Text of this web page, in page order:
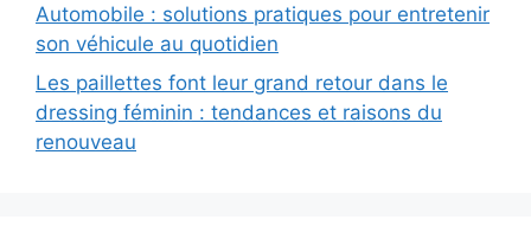
Automobile : solutions pratiques pour entretenir
son véhicule au quotidien
Les paillettes font leur grand retour dans le
dressing féminin : tendances et raisons du
renouveau